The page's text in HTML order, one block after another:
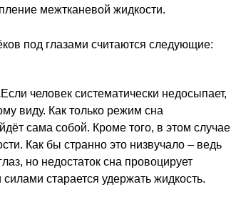
межтканевой жидкости.
под глазами считаются следующие:
Если человек систематически недосыпает,
виду. Как только режим сна
сама собой. Кроме того, в этом случае
Как бы странно это низвучало – ведь
но недостаток сна провоцирует
старается удержать жидкость.